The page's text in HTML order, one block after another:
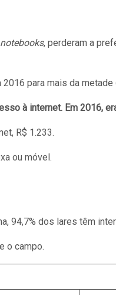
notebooks, perderam a
para mais da metade
à internet. Em 2016,
R$ 1.233.
ou móvel.
94,7% dos lares têm
o campo.